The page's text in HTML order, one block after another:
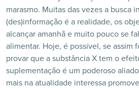
marasmo. Muitas das vezes a busca
(des)informação é a realidade, os
alcançar amanhã e muito pouco se
alimentar. Hoje, é possível, se assim
provar que a substância X tem o
suplementação é um poderoso
mais na atualidade interessa